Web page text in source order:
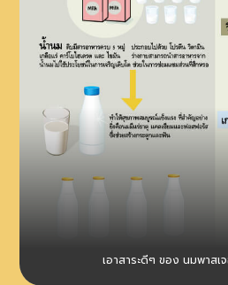
เอาสาระดีๆ ของ นมพาสเ